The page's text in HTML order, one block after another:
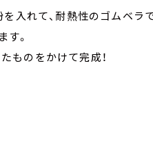
を入れて、耐熱性のゴムベ
す。
ものをかけて完成！